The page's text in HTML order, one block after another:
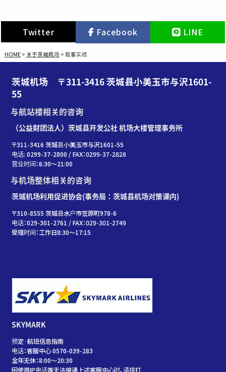
Twitter Facebook LINE
HOME> 关于茨城机场 > 载客实绩
茨城机场 〒311-3416 茨城县小美玉市与沢1601-
55
与航站楼相关的咨询
（公益财团法人）茨城县开发公社 机场大楼管理事务所
〒311-3416 茨城县小美玉市与沢1601-55
电话: 0299-37-2800 / FAX：0299-37-2828
营业时间：6:30〜21:00
与机场整体相关的咨询
茨城机场利用促进协会(事务局：茨城县机场对策课内)
〒310-8555 茨城县水户市笠原町978-6
电话：029-301-2761 / FAX：029-301-2749
受理时间：工作日8:30～17:15
SKYMARK
预定·航班信息指南
电话：客服中心 0570-039-283
全年无休：8:00～20:30
因使用IP电话等无法接通上述客服中心时，请拨打